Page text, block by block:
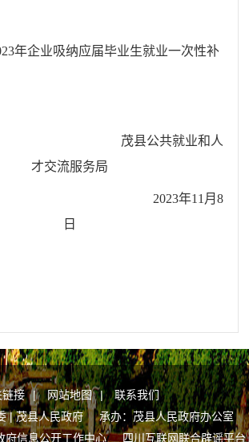
年企业吸纳应届毕业生就业一次性补
公共就业和人
才交流服务局
2023年11 月 8
日
链接 | 网站地图 |
联系我们
| 茂县人民政府 承办：茂县人民政府办公室
府信息公开工作中心四川互联网联合辟谣平台